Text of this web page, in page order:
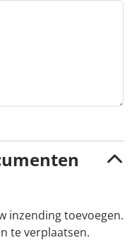
inzending toevoegen.
te verplaatsen.